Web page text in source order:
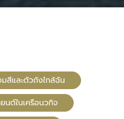
สีและตัวถังใกล้ฉัน
นต์ในเครือนวกิจ